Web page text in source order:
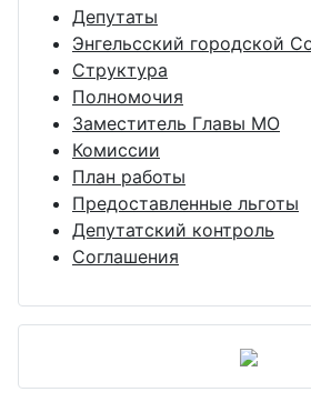
Депутаты
Энгельсский городской
Структура
Полномочия
Заместитель Главы МО
Комиссии
План работы
Предоставленные льготы
Депутатский контроль
Соглашения